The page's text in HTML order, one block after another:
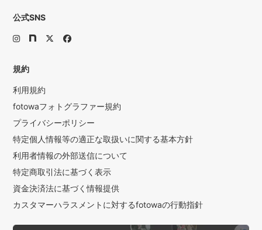
公式SNS
規約
利用規約
fotowaフォトグラファー規約
プライバシーポリシー
特定個人情報等の適正な取扱いに関する基本方針
利用者情報の外部送信について
特定商取引法に基づく表示
資金決済法に基づく情報提供
カスタマーハラスメントに対するfotowaの行動指針